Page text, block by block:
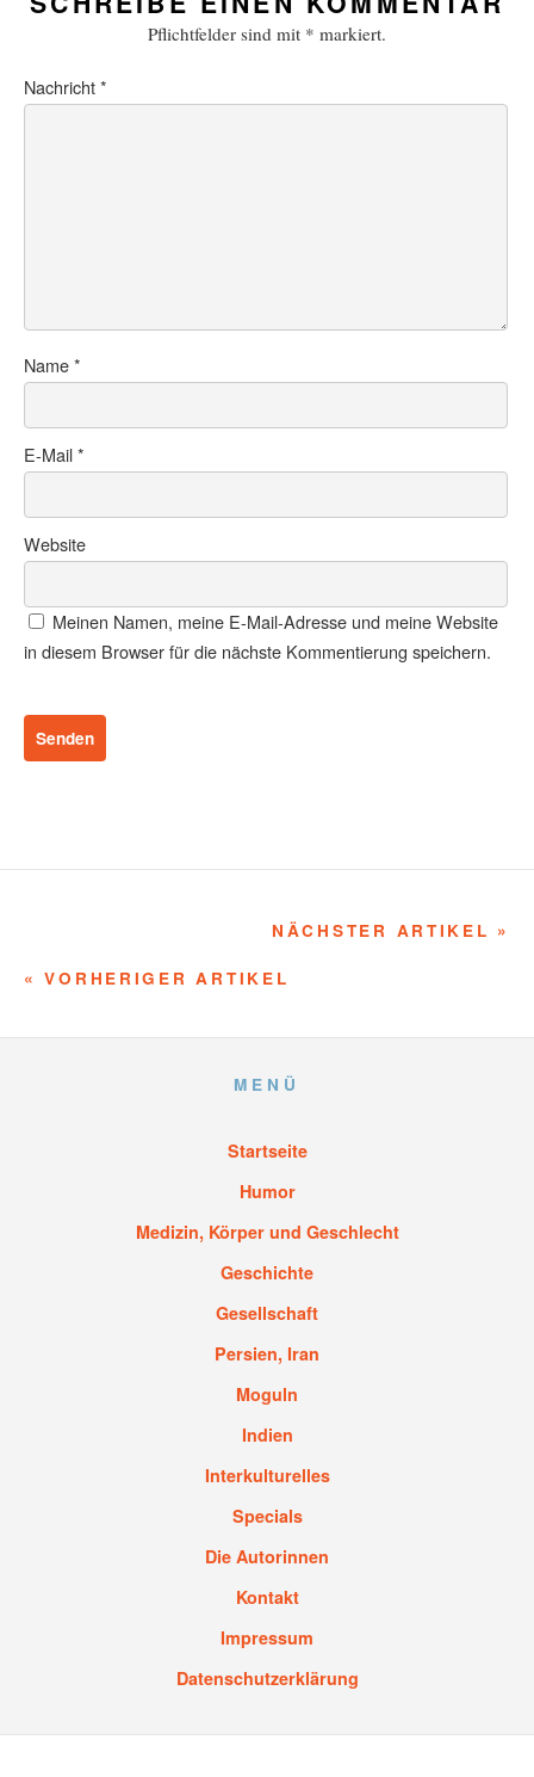
Pflichtfelder sind mit * markiert.
Nachricht*
Name*
E-Mail*
Website
Meinen Namen, meine E-Mail-Adresse und meine Website
in diesem Browser für die nächste Kommentierung speichern.
NÄCHSTER ARTIKEL »
« VORHERIGER ARTIKEL
MENÜ
Startseite
Humor
Medizin, Körper und Geschlecht
Geschichte
Gesellschaft
Persien, Iran
Moguln
Indien
Interkulturelles
Specials
Die Autorinnen
Kontakt
Impressum
Datenschutzerklärung